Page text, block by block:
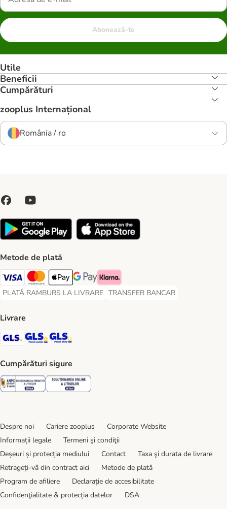
Abonează-te
Utile
Beneficii
Cumpărături
zooplus Internațional
România / ro
Metode de plată
Visa Payment Method
Master Card Payment Method
Apple Pay Payment Method
Google Pay Payment Method
Klarna Payment Method
PLATĂ RAMBURS LA LIVRARE
PLATĂ RAMBURS LA LIVRARE Payment Method
TRANSFER BANCAR
TRANSFER BANCAR Payment
Livrare
GLS Shipping Method
GLS Locker Shipping Method
Cumpărături sigure
Security Security
Despre noi Cariere zooplus
Corporate Website
Informații legale
Termeni şi condiţii
Deșeuri și protecția mediului
Contact
Taxa şi durata de livrare
Retrageți-vă din contract aici
Metode de plată
Program de afiliere
Declarație de accesibilitate
Confidenţialitate & protecția datelor
DSA